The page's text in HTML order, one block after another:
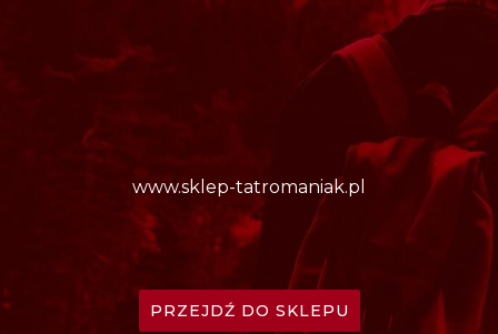
www.sklep-tatromaniak.pl
PRZEJDŹ DO SKLEPU